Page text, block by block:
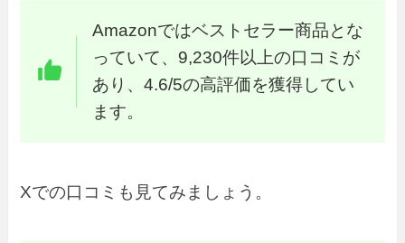
Amazonではベストセラー商品とな
っていて、9,230件以上の口コミが
あり、4.6/5の高評価を獲得してい
ます。
Xでの口コミも見てみましょう。